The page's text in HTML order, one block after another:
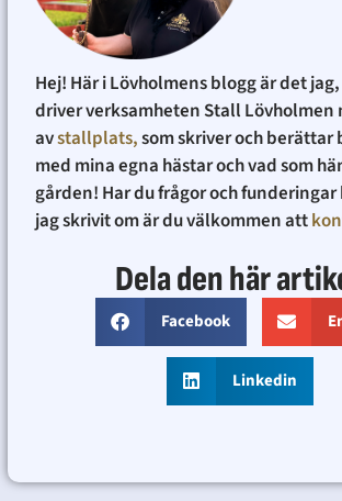
Hej! Här i Lövholmens blogg är det jag,
driver verksamheten Stall Lövholmen
avstallplats,som skriver och berättar
med mina egna hästar och vad som
gården! Har du frågor och
jag skrivit om är du välkommen att
Dela den här
Facebook
Linkedin